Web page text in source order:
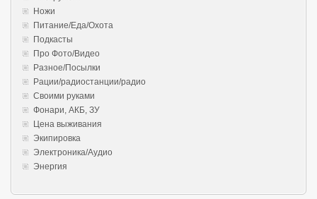
Ножи
Питание/Еда/Охота
Подкасты
Про Фото/Видео
Разное/Посылки
Рации/радиостанции/радио
Своими руками
Фонари, АКБ, ЗУ
Цена выживания
Экипировка
Электроника/Аудио
Энергия